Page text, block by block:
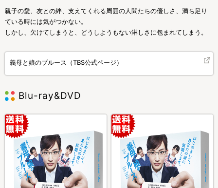
親子の愛、友との絆、支えてくれる周囲の人間たちの優しさ、満ち足り
ている時には気がつかない。
しかし、欠けてしまうと、どうしようもない淋しさに包まれてしまう。
義母と娘のブルース（TBS公式ページ）
Blu-ray&DVD